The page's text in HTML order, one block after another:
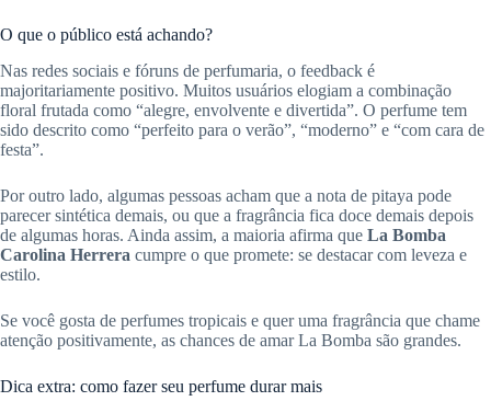
O que o público está achando?
Nas redes sociais e fóruns de perfumaria, o feedback é
majoritariamente positivo. Muitos usuários elogiam a combinação
floral frutada como “alegre, envolvente e divertida”. O perfume tem
sido descrito como “perfeito para o verão”, “moderno” e “com cara de
festa”.
Por outro lado, algumas pessoas acham que a nota de pitaya pode
parecer sintética demais, ou que a fragrância fica doce demais depois
de algumas horas. Ainda assim, a maioria afirma que La Bomba
Carolina Herrera cumpre o que promete: se destacar com leveza e
estilo.
Se você gosta de perfumes tropicais e quer uma fragrância que chame
atenção positivamente, as chances de amar La Bomba são grandes.
Dica extra: como fazer seu perfume durar mais